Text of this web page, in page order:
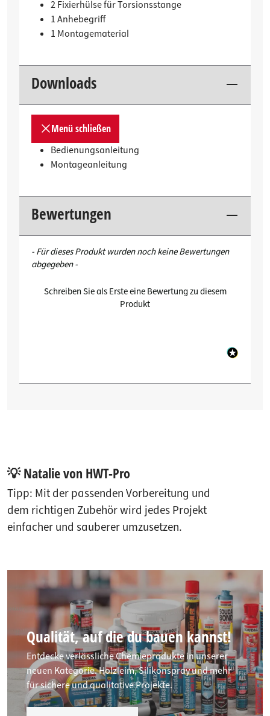
2 Fixierhülse für Torsionsstange
1 Anhebegriff
1 Montagematerial
Downloads
Menü schließen
Bedienungsanleitung
Montageanleitung
Bewertungen
- Für dieses Produkt wurden noch keine Bewertungen
abgegeben -
Schreiben Sie als Erste eine Bewertung zu diesem
Produkt
New content loaded
💡 Natalie von HWT-Pro
Tipp: Mit der passenden Vorbereitung und
dem richtigen Zubehör wird jedes Projekt
einfacher und sauberer umzusetzen.
Qualität, auf die du bauen kannst!
Entdecke verlässliche Chemieprodukte in unserer
neuen Kategorie. Holzleim, Silikonspray und mehr
für sichere und qualitative Projekte.